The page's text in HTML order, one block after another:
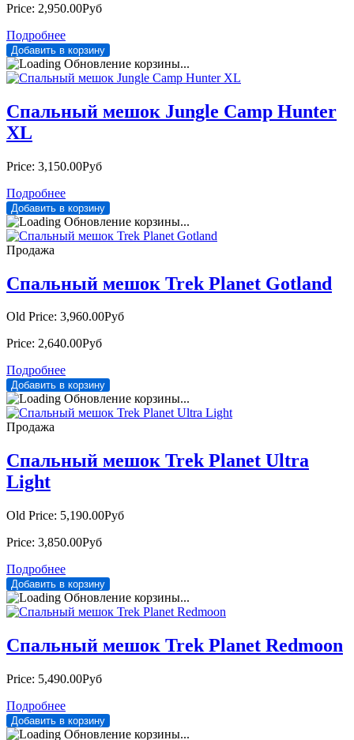
Price: 2,950.00Руб
Подробнее
Обновление корзины...
Спальный мешок Jungle Camp Hunter
XL
Price: 3,150.00Руб
Подробнее
Обновление корзины...
Продажа
Спальный мешок Trek Planet Gotland
Old Price: 3,960.00Руб
Price: 2,640.00Руб
Подробнее
Обновление корзины...
Продажа
Спальный мешок Trek Planet Ultra
Light
Old Price: 5,190.00Руб
Price: 3,850.00Руб
Подробнее
Обновление корзины...
Спальный мешок Trek Planet Redmoon
Price: 5,490.00Руб
Подробнее
Обновление корзины...